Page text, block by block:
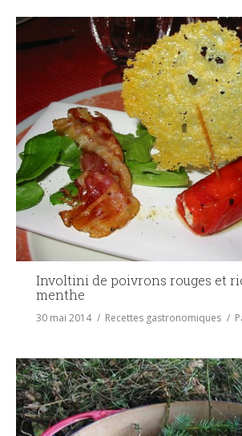
Involtini de poivrons rouges et
menthe
30 mai 2014 Recettes gastronomiques